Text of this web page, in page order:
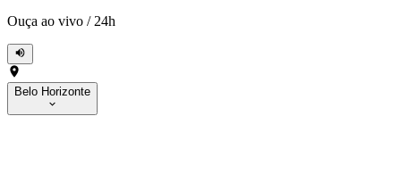
Ouça ao vivo / 24h
Belo Horizonte